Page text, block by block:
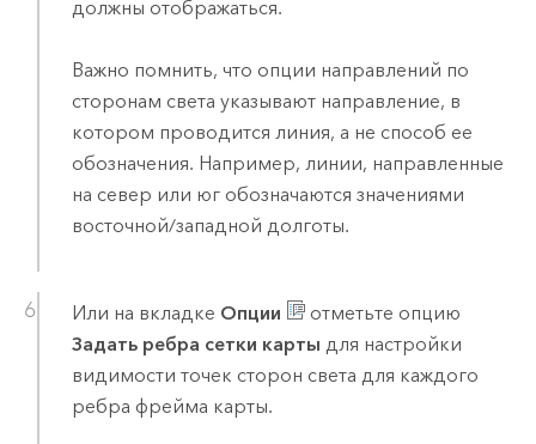
должны отображаться.
Важно помнить, что опции направлений по
сторонам света указывают направление, в
котором проводится линия, а не способ ее
обозначения. Например, линии, направленные
на север или юг обозначаются значениями
восточной/западной долготы.
Или на вкладке Опции
отметьте опцию
Задать ребра сетки карты для настройки
видимости точек сторон света для каждого
ребра фрейма карты.